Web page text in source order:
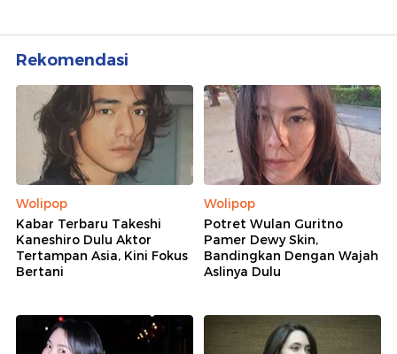
Rekomendasi
Wolipop
Kabar Terbaru Takeshi
Kaneshiro Dulu Aktor
Tertampan Asia, Kini Fokus
Bertani
Wolipop
Potret Wulan Guritno
Pamer Dewy Skin,
Bandingkan Dengan Wajah
Aslinya Dulu